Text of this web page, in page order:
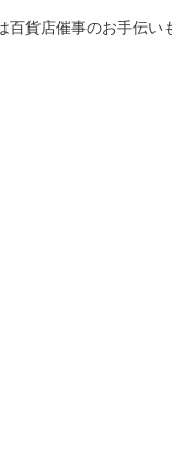
貨店催事のお手伝い